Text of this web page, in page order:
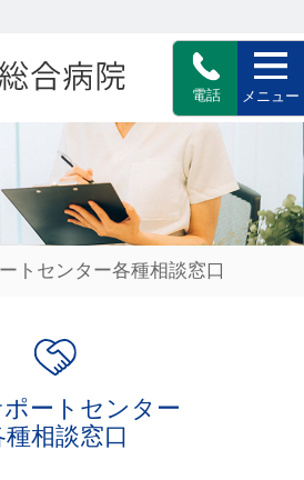
電話 メニュー
トセンター各種相談窓口
ートセンター
種相談窓口